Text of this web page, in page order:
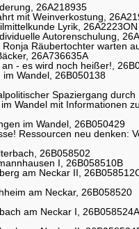
26A218935
mit Weinverkostung,
Lyrik, 26A2223ON
Autorenschulung,
Räubertochter warten
26A736635A
- es wird noch heißer!,
im Wandel, 26B050138
Spaziergang
Wandel mit Informationen
im Wandel, 26B050429
Ressourcen neu denken:
26B058502
I, 26B058510B
am Neckar II,
am Neckar, 26B058520
am Neckar I, 26B058524A